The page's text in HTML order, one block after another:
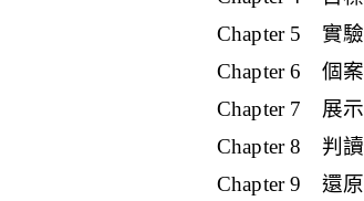
Chapter 5 實
Chapter 6 個
Chapter 7 展
Chapter 8 判
Chapter 9 還